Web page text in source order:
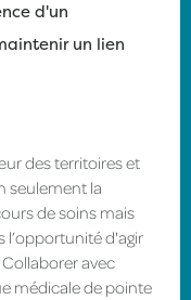
d'un
un lien
des territoires et
seulement la
de soins mais
l’opportunité d'agir
avec
médicale de pointe